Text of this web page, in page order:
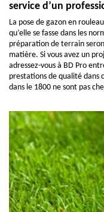
service d’un
La pose de gazon en
qu’elle se fasse dans les
préparation de terrain
matière. Si vous avez un
adressez-vous à BD Pro
prestations de qualité dans
dans le 1800 ne sont pas